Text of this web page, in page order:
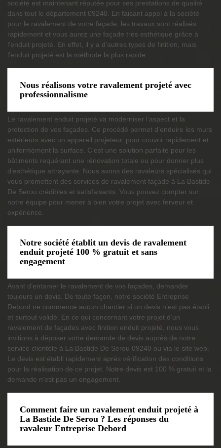
société est maintenant réputée pour ses prestations de qualité
dans tout le département 09240. En faisant appel à la société
pour le ravalement de votre façade, les travaux sont réalisés
rapidement et vous aurez une façade très esthétique grâce à
l’enduit projeté. En effet, il y a d’autres types de finition, mais
l’enduit projeté est la méthode la plus rapide.
Nous réalisons votre ravalement projeté avec
professionnalisme
Le ravalement enduit projeté va moderniser l’aspect et la
protection de vos façades. Ce procédé permet d’enduire les murs
extérieurs avec un appareil projeteur, pour couvrir rapidement et
uniformément la surface. C’est une solution parfaite pour les
bâtiments requérant une rénovation totale ou pour donner plus
d’esthétique attrayante. Nous avons des ravaleurs spécialisés qui
vous promettent des services de ravalement façade à La Bastide
De Serou crédibles et satisfaisants. Vous pouvez compter sur
notre équipe pour mener à bien votre projet avec ferveur et
expérience.
Notre société établit un devis de ravalement
enduit projeté 100 % gratuit et sans
engagement
Avant d’entamer le ravalement de vos façades, demander
toujours un devis. De toute façon, notre société Entreprise
Debord ne commence aucun chantier si un devis n’est pas établi
et surtout validé. En ce qui concernant votre projet d’un
ravalement de façades avec finition enduit projeté, nous vous
invitions à déposer votre demande de devis auprès de notre
service clientèle à La Bastide De Serou 09240 ou via le site web.
Le devis est établi rapidement après vérification des conditions
pour la réalisation de ce projet. Notre devis est 100 % gratuit et la
demande n’est pas un engagement.
Comment faire un ravalement enduit projeté à
La Bastide De Serou ? Les réponses du
ravaleur Entreprise Debord